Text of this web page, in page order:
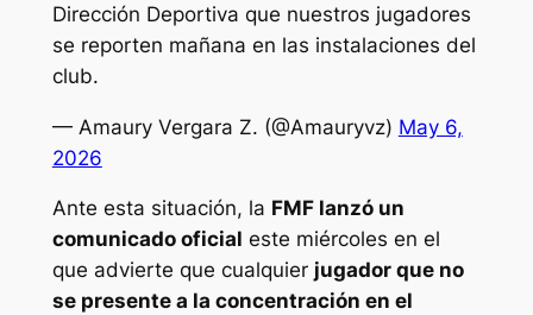
Dirección Deportiva que nuestros jugadores
se reporten mañana en las instalaciones del
club.
— Amaury Vergara Z. (@Amauryvz) May 6,
2026
Ante esta situación, la FMF lanzó un
comunicado oficial este miércoles en el
que advierte que cualquier jugador que no
se presente a la concentración en el